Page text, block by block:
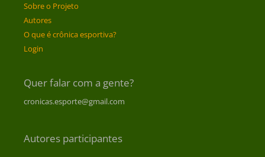
Sobre o Projeto
Autores
O que é crônica esportiva?
Login
Quer falar com a gente?
cronicas.esporte@gmail.com
Autores participantes